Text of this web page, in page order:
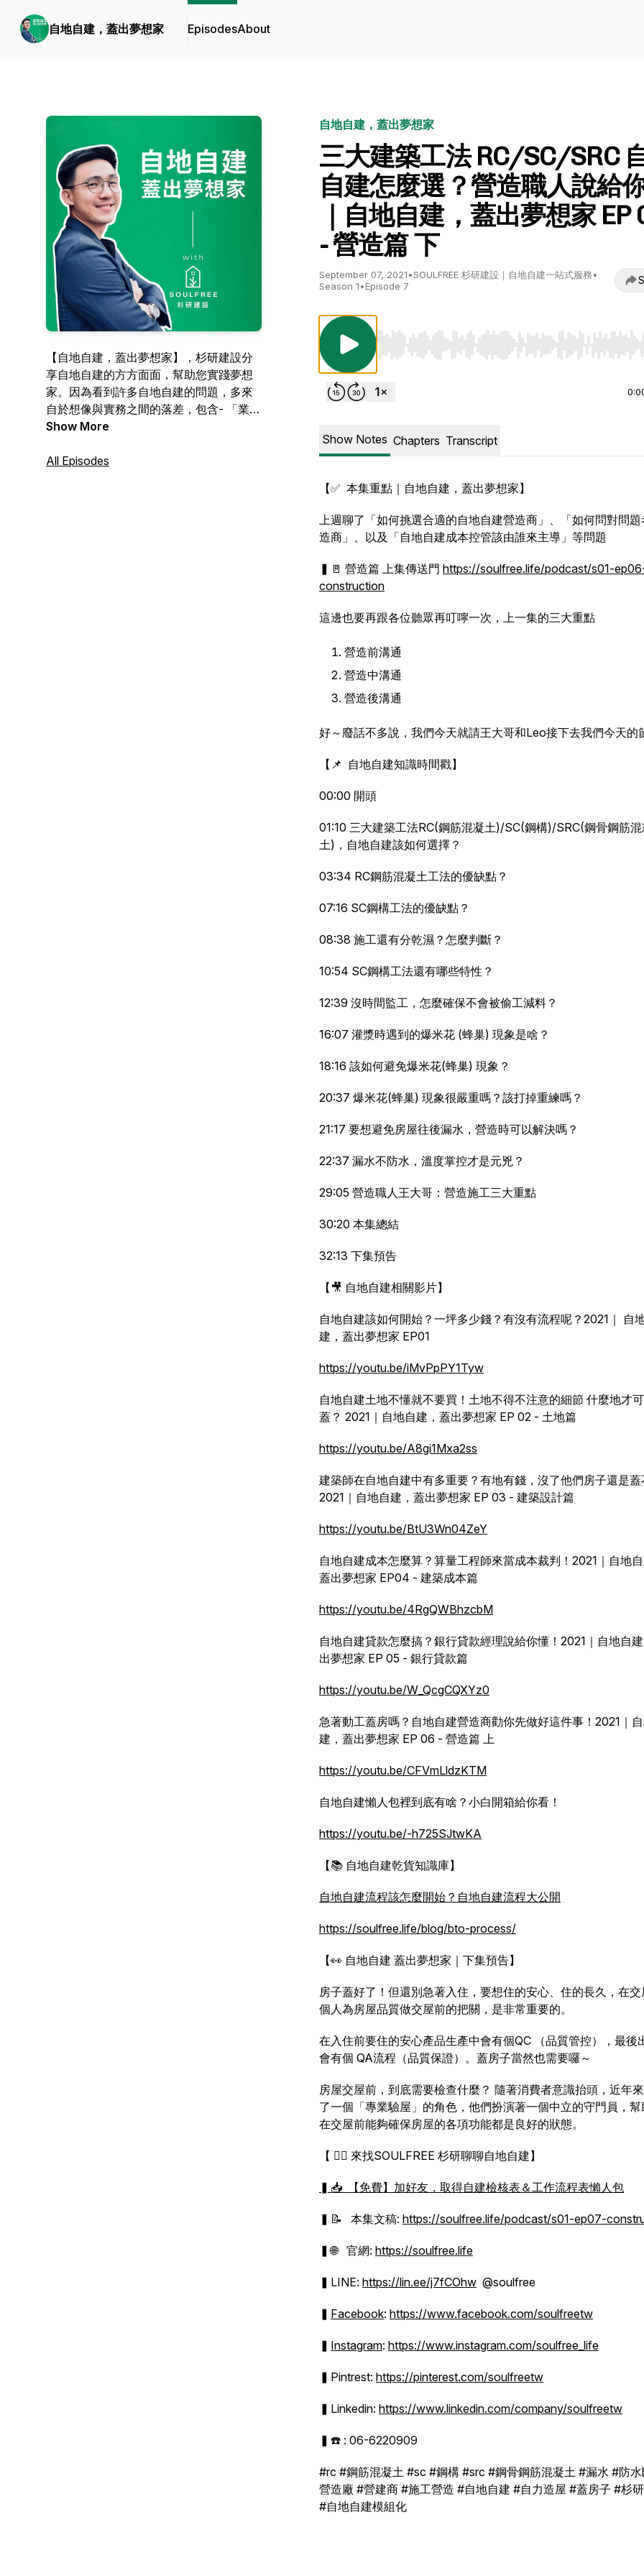
自地自建，蓋出夢想家 EpisodesAbout
【自地自建，蓋出夢想家】，杉研建設分
享自地自建的方方面面，幫助您實踐夢想
家。因為看到許多自地自建的問題，多來
自於想像與實務之間的落差，包含- 「業主
與建築師之間的溝通落差」- 「營造費用的
環節都是環環相扣的。但其實許多問題和
Show More
All Episodes
自地自建，蓋出夢想家
三大建築工法 RC/SC/SRC
自建怎麼選？營造職人說給
｜自地自建，蓋出夢想家 EP
- 營造篇 下
September 07, 2021•SOULFREE 杉研建設｜自地自建一站式服務•
Season 1•Episode 7
Use Left/Right to seek, Home/End to jump to start
Show Notes Chapters Transcript
【✅ 本集重點｜自地自建，蓋出夢想家】
上週聊了「如何挑選合適的自地自建營造商」、「如何問對問
造商」、以及「自地自建成本控管該由誰來主導」等問題
▍🚪 營造篇 上集傳送門 https://soulfree.life/podcast/s01-
construction
這邊也要再跟各位聽眾再叮嚀一次，上一集的三大重點
營造前溝通
營造中溝通
營造後溝通
好～廢話不多說，我們今天就請王大哥和Leo接下去我們今天的
【📌 自地自建知識時間戳】
00:00 開頭
01:10 三大建築工法RC(鋼筋混凝土)/SC(鋼構)/SRC(鋼骨鋼筋混
土)，自地自建該如何選擇？
03:34 RC鋼筋混凝土工法的優缺點？
07:16 SC鋼構工法的優缺點？
08:38 施工還有分乾濕？怎麼判斷？
10:54 SC鋼構工法還有哪些特性？
12:39 沒時間監工，怎麼確保不會被偷工減料？
16:07 灌漿時遇到的爆米花 (蜂巢) 現象是啥？
18:16 該如何避免爆米花(蜂巢) 現象？
20:37 爆米花(蜂巢) 現象很嚴重嗎？該打掉重練嗎？
21:17 要想避免房屋往後漏水，營造時可以解決嗎？
22:37 漏水不防水，溫度掌控才是元兇？
29:05 營造職人王大哥：營造施工三大重點
30:20 本集總結
32:13 下集預告
【🎥 自地自建相關影片】
自地自建該如何開始？一坪多少錢？有沒有流程呢？2021｜ 自
建，蓋出夢想家 EP01
https://youtu.be/iMvPpPY1Tyw
自地自建土地不懂就不要買！土地不得不注意的細節 什麼地才
蓋？ 2021｜自地自建，蓋出夢想家 EP 02 - 土地篇
https://youtu.be/A8gi1Mxa2ss
建築師在自地自建中有多重要？有地有錢，沒了他們房子還是蓋
2021｜自地自建，蓋出夢想家 EP 03 - 建築設計篇
https://youtu.be/BtU3Wn04ZeY
自地自建成本怎麼算？算量工程師來當成本裁判！2021｜自地自
蓋出夢想家 EP04 - 建築成本篇
https://youtu.be/4RgQWBhzcbM
自地自建貸款怎麼搞？銀行貸款經理說給你懂！2021｜自地自
出夢想家 EP 05 - 銀行貸款篇
https://youtu.be/W_QcgCQXYz0
急著動工蓋房嗎？自地自建營造商勸你先做好這件事！2021｜
建，蓋出夢想家 EP 06 - 營造篇 上
https://youtu.be/CFVmLldzKTM
自地自建懶人包裡到底有啥？小白開箱給你看！
https://youtu.be/-h725SJtwKA
【📚 自地自建乾貨知識庫】
自地自建流程該怎麼開始？自地自建流程大公開
https://soulfree.life/blog/bto-process/
【👀 自地自建 蓋出夢想家｜下集預告】
房子蓋好了！但還別急著入住，要想住的安心、住的長久，在
個人為房屋品質做交屋前的把關，是非常重要的。
在入住前要住的安心產品生產中會有個QC （品質管控），最後
會有個 QA流程（品質保證）。蓋房子當然也需要囉～
房屋交屋前，到底需要檢查什麼？ 隨著消費者意識抬頭，近年
了一個「專業驗屋」的角色，他們扮演著一個中立的守門員，幫
在交屋前能夠確保房屋的各項功能都是良好的狀態。
【 🙋‍♂️ 來找SOULFREE 杉研聊聊自地自建】
▍📥 【免費】加好友，取得自建檢核表＆工作流程表懶人包
▍📝 本集文稿: https://soulfree.life/podcast/s01-ep07-
▍🌐 官網: https://soulfree.life
▍LINE: https://lin.ee/j7fCOhw @soulfree
▍ Facebook: https://www.facebook.com/soulfreetw
▍ Instagram: https://www.instagram.com/soulfree_life
▍Pintrest: https://pinterest.com/soulfreetw
▍Linkedin: https://www.linkedin.com/company/soulfreetw
▍☎️ : 06-6220909
#rc #鋼筋混凝土 #sc #鋼構 #src #鋼骨鋼筋混凝土 #漏水 #防
營造廠 #營建商 #施工營造 #自地自建 #自力造屋 #蓋房子 #杉
#自地自建模組化